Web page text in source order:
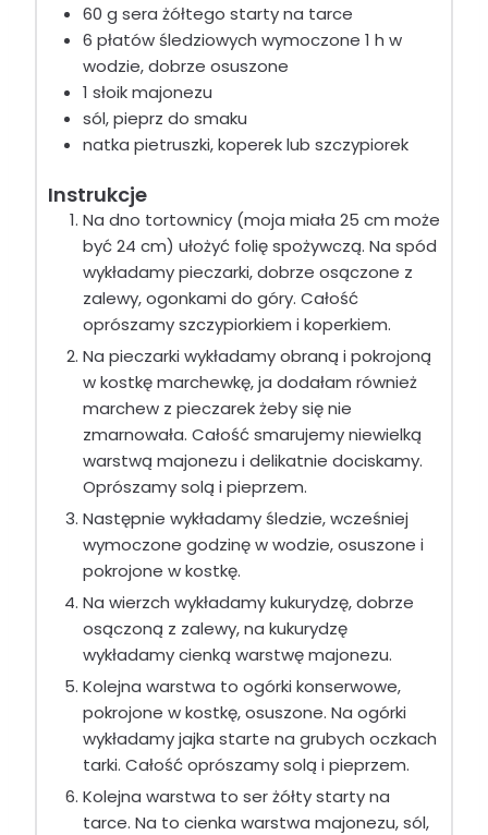
60 g sera żółtego starty na tarce
6 płatów śledziowych wymoczone 1 h w
wodzie, dobrze osuszone
1 słoik majonezu
sól, pieprz do smaku
natka pietruszki, koperek lub szczypiorek
Instrukcje
Na dno tortownicy (moja miała 25 cm może
być 24 cm) ułożyć folię spożywczą. Na spód
wykładamy pieczarki, dobrze osączone z
zalewy, ogonkami do góry. Całość
oprószamy szczypiorkiem i koperkiem.
Na pieczarki wykładamy obraną i pokrojoną
w kostkę marchewkę, ja dodałam również
marchew z pieczarek żeby się nie
zmarnowała. Całość smarujemy niewielką
warstwą majonezu i delikatnie dociskamy.
Oprószamy solą i pieprzem.
Następnie wykładamy śledzie, wcześniej
wymoczone godzinę w wodzie, osuszone i
pokrojone w kostkę.
Na wierzch wykładamy kukurydzę, dobrze
osączoną z zalewy, na kukurydzę
wykładamy cienką warstwę majonezu.
Kolejna warstwa to ogórki konserwowe,
pokrojone w kostkę, osuszone. Na ogórki
wykładamy jajka starte na grubych oczkach
tarki. Całość oprószamy solą i pieprzem.
Kolejna warstwa to ser żółty starty na
tarce. Na to cienka warstwa majonezu, sól,